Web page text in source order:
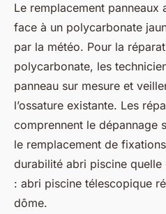
Le remplacement panneaux
face à un polycarbonate
par la météo. Pour la
polycarbonate, les
panneau sur mesure et
l’ossature existante. Les
comprennent le dépannage
le remplacement de
durabilité abri piscine
: abri piscine télescopique
dôme.